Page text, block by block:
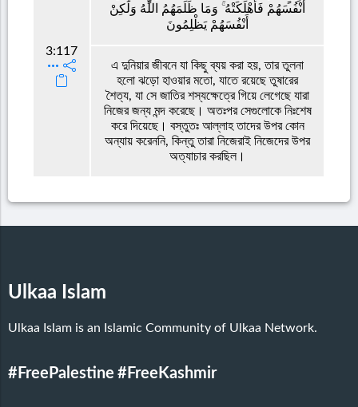
3:117
أَنْفُسَهُمْ فَأَهْلَكَتْهُ ۚ وَمَا ظَلَمَهُمُ اللَّهُ وَلَٰكِنْ
أَنْفُسَهُمْ يَظْلِمُونَ
এ দুনিয়ার জীবনে যা কিছু ব্যয় করা হয়, তার তুলনা
হলো ঝড়ো হাওয়ার মতো, যাতে রয়েছে তুষারের
শৈত্য, যা সে জাতির শস্যক্ষেত্রে গিয়ে লেগেছে যারা
নিজের জন্য মন্দ করেছে। অতঃপর সেগুলোকে নিঃশেষ
করে দিয়েছে। বস্তুতঃ আল্লাহ তাদের উপর কোন
অন্যায় করেননি, কিন্তু তারা নিজেরাই নিজেদের উপর
অত্যাচার করছিল।
Ulkaa Islam
Ulkaa Islam is an Islamic Community of Ulkaa Network.
#FreePalestine #FreeKashmir